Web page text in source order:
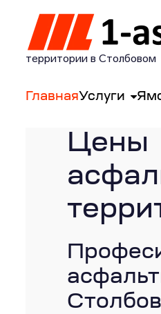
территории в Столбовом
ГлавнаяУслуги